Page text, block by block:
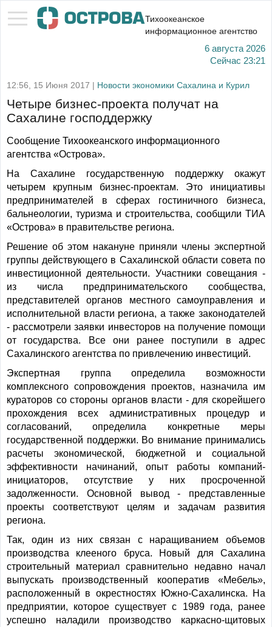
Тихоокеанское
информационное агентство
6 августа 2026
Сейчас 23:21
12:56, 15 Июня 2017 | Новости экономики Сахалина и Курил
Четыре бизнес-проекта получат на
Сахалине господдержку
Сообщение Тихоокеанского информационного
агентства «Острова».
На Сахалине государственную поддержку окажут
четырем крупным бизнес-проектам. Это инициативы
предпринимателей в сферах гостиничного бизнеса,
бальнеологии, туризма и строительства, сообщили ТИА
«Острова» в правительстве региона.
Решение об этом накануне приняли члены экспертной
группы действующего в Сахалинской области совета по
инвестиционной деятельности. Участники совещания -
из числа предпринимательского сообщества,
представителей органов местного самоуправления и
исполнительной власти региона, а также законодателей
- рассмотрели заявки инвесторов на получение помощи
от государства. Все они ранее поступили в адрес
Сахалинского агентства по привлечению инвестиций.
Экспертная группа определила возможности
комплексного сопровождения проектов, назначила им
кураторов со стороны органов власти - для скорейшего
прохождения всех административных процедур и
согласований, определила конкретные меры
государственной поддержки. Во внимание принимались
расчеты экономической, бюджетной и социальной
эффективности начинаний, опыт работы компаний-
инициаторов, отсутствие у них просроченной
задолженности. Основной вывод - представленные
проекты соответствуют целям и задачам развития
региона.
Так, один из них связан с наращиванием объемов
производства клееного бруса. Новый для Сахалина
строительный материал сравнительно недавно начал
выпускать производственный кооператив «Мебель»,
расположенный в окрестностях Южно-Сахалинска. На
предприятии, которое существует с 1989 года, ранее
успешно наладили производство каркасно-щитовых